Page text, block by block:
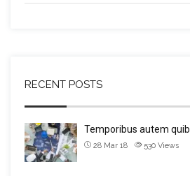
RECENT POSTS
Temporibus autem
28 Mar 18 530 Views